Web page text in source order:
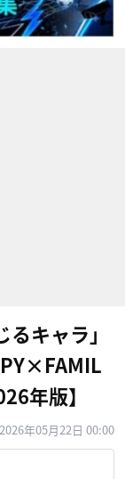
キャラ」
年版】
2026年05月22日 00:00